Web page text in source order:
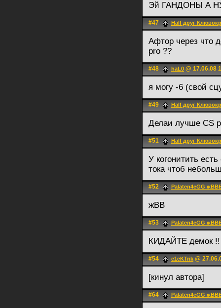
Эй ГАНДОНЫ А
#47 Half друг
Афтор через что
pro ??
#48 haL0 @ 17.06.08
я могу -6 (свой
#49 Half друг
Делаи лучше CS
#51 Half друг
У когонитить
тока чтоб
#52 Palaten4eGG
жВВ
#53 Palaten4eGG
КИДАЙТЕ демок !!
#54 e1еKTrik @
[кинул автора]
#64 Palaten4eGG